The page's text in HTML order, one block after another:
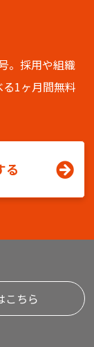
。採用や組織
1ヶ月間無料
る
こちら